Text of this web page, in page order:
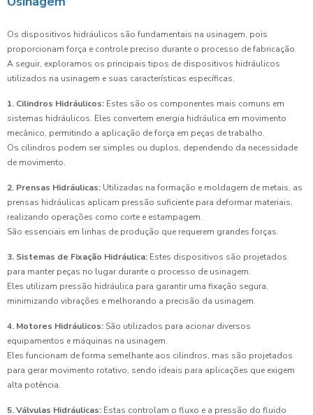
Os dispositivos hidráulicos são fundamentais na usinagem, pois
proporcionam força e controle preciso durante o processo de fabricação.
A seguir, exploramos os principais tipos de dispositivos hidráulicos
utilizados na usinagem e suas características específicas.
1. Cilindros Hidráulicos: Estes são os componentes mais comuns em
sistemas hidráulicos. Eles convertem energia hidráulica em movimento
mecânico, permitindo a aplicação de força em peças de trabalho.
Os cilindros podem ser simples ou duplos, dependendo da necessidade
de movimento.
2. Prensas Hidráulicas: Utilizadas na formação e moldagem de metais, as
prensas hidráulicas aplicam pressão suficiente para deformar materiais,
realizando operações como corte e estampagem.
São essenciais em linhas de produção que requerem grandes forças.
3. Sistemas de Fixação Hidráulica: Estes dispositivos são projetados
para manter peças no lugar durante o processo de usinagem.
Eles utilizam pressão hidráulica para garantir uma fixação segura,
minimizando vibrações e melhorando a precisão da usinagem.
4. Motores Hidráulicos: São utilizados para acionar diversos
equipamentos e máquinas na usinagem.
Eles funcionam de forma semelhante aos cilindros, mas são projetados
para gerar movimento rotativo, sendo ideais para aplicações que exigem
alta potência.
5. Válvulas Hidráulicas: Estas controlam o fluxo e a pressão do fluido